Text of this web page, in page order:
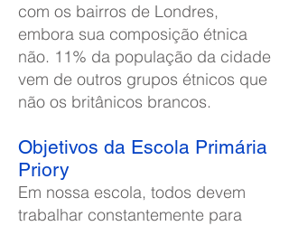
com os bairros de Londres,
embora sua composição étnica
não. 11% da população da cidade
vem de outros grupos étnicos que
não os britânicos brancos.
Objetivos da Escola Primária
Priory
Em nossa escola, todos devem
trabalhar constantemente para